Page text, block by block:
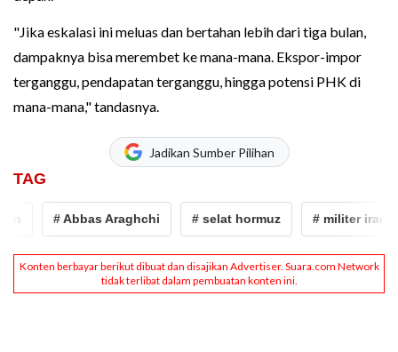
"Jika eskalasi ini meluas dan bertahan lebih dari tiga bulan,
dampaknya bisa merembet ke mana-mana. Ekspor-impor
terganggu, pendapatan terganggu, hingga potensi PHK di
mana-mana," tandasnya.
Jadikan Sumber Pilihan
TAG
# Abbas Araghchi # selat hormuz # militer iran